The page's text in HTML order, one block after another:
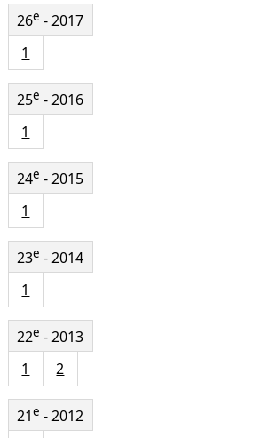
26e - 2017
1
25e - 2016
1
24e - 2015
1
23e - 2014
1
22e - 2013
1
2
21e - 2012